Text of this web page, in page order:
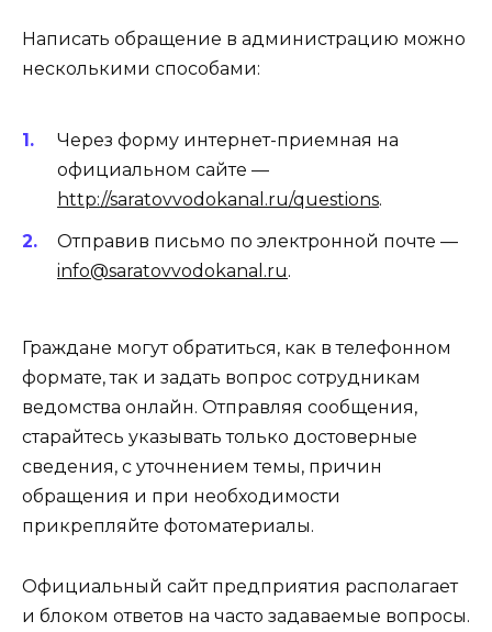
Написать обращение в администрацию можно
несколькими способами:
Через форму интернет-приемная на
официальном сайте —
http://saratovvodokanal.ru/questions.
Отправив письмо по электронной почте —
info@saratovvodokanal.ru.
Граждане могут обратиться, как в телефонном
формате, так и задать вопрос сотрудникам
ведомства онлайн. Отправляя сообщения,
старайтесь указывать только достоверные
сведения, с уточнением темы, причин
обращения и при необходимости
прикрепляйте фотоматериалы.
Официальный сайт предприятия располагает
и блоком ответов на часто задаваемые вопросы.